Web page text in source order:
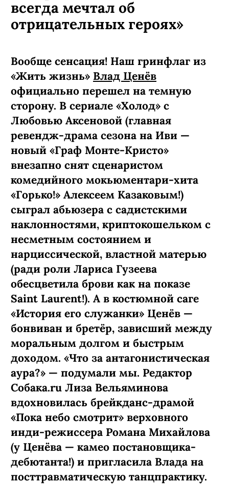
всегда мечтал об
отрицательных героях»
Вообще сенсация! Наш гринфлаг из
«Жить жизнь» Влад Ценёв
официально перешел на темную
сторону. В сериале «Холод» с
Любовью Аксеновой (главная
ревендж-­драма сезона на Иви —
новый «Граф Монте-­Кристо»
внезапно снят сценаристом
комедийного мокьюментари-хита
«Горько!» Алексеем Казаковым!)
сыграл абьюзера с садистскими
наклонностями, криптокошельком с
несметным состоянием и
нарциссической, властной матерью
(ради роли Лариса Гузеева
обесцветила брови как на показе
Saint Laurent!). А в костюмной саге
«История его служанки» Ценёв —
бонвиван и бретёр, зависший между
моральным долгом и быстрым
доходом. «Что за антагонистическая
аура?» — подумали мы. Редактор
Собака.ru Лиза Вельяминова
вдохновилась брейкданс-­драмой
«Пока небо смотрит» верховного
инди-режиссера Романа Михайлова
(у Ценёва — камео постановщика-
дебютанта!) и пригласила Влада на
посттравматическую танцпрактику.